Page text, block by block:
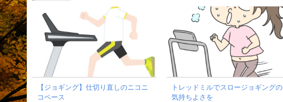
【ジョギング】仕切り直しのニコニ
コペース
トレッドミルでスロージョギングの
気持ちよさを